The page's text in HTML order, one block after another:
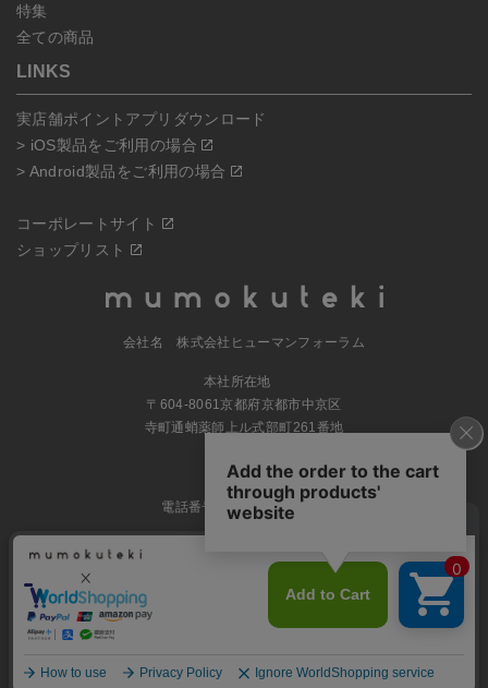
特集
全ての商品
LINKS
実店舗ポイントアプリダウンロード
> iOS製品をご利用の場合
> Android製品をご利用の場合
コーポレートサイト
ショップリスト
会社名 株式会社ヒューマンフォーラム
本社所在地
〒604-8061京都府京都市中京区
寺町通蛸薬師上ル式部町261番地
MAP
電話番号 070-5504-0806
rights Reserved.